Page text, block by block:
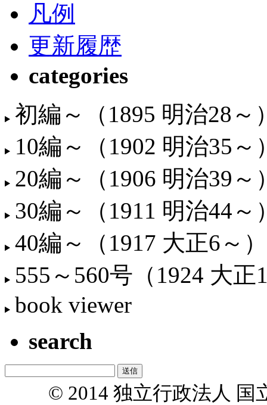
凡例
更新履歴
categories
初編～（1895 明治28～
10編～（1902 明治35～
20編～（1906 明治39～
30編～（1911 明治44～
40編～（1917 大正6～）
555～560号（1924 大正
book viewer
search
© 2014 独立行政法人 国